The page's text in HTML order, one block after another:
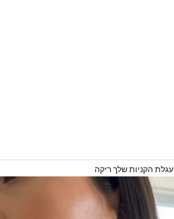
עגלת הקניות שלך ריקה